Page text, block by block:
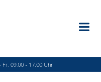
Fr. 09.00 - 17.00 Uhr